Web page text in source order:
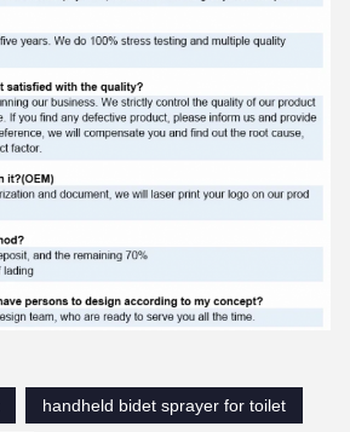
handheld bidet sprayer for toilet